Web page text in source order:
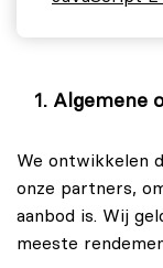
Algemene
We ontwikkelen
onze partners,
aanbod is. Wij
meeste